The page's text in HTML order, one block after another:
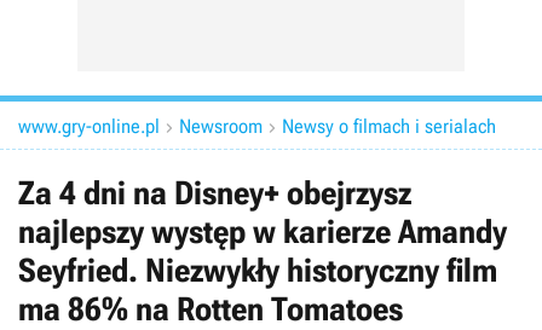
www.gry-online.pl  Newsroom  Newsy o filmach i serialach
Za 4 dni na Disney+ obejrzysz
najlepszy występ w karierze Amandy
Seyfried. Niezwykły historyczny film
ma 86% na Rotten Tomatoes